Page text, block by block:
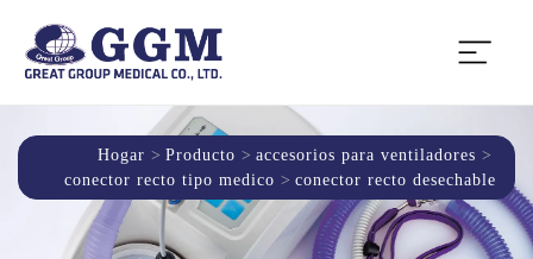
Hogar Producto
accesorios para ventiladores
conector recto tipo medico
conector recto desechable